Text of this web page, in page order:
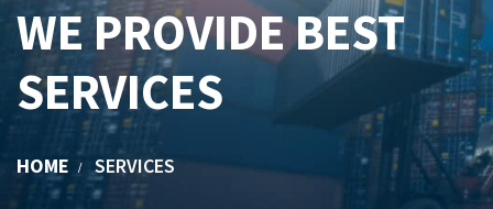
WE PROVIDE BEST
SERVICES
HOME SERVICES